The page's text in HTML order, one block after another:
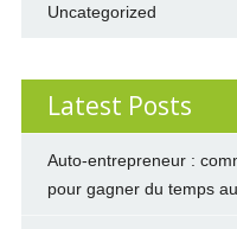
Uncategorized
Latest Posts
Auto-entrepreneur :
pour gagner du temps